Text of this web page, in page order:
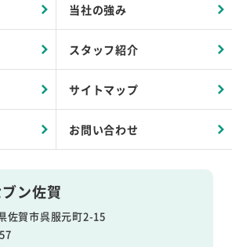
ン佐賀
佐賀市呉服元町2-15
当社の強み
スタッフ紹介
サイトマップ
お問い合わせ